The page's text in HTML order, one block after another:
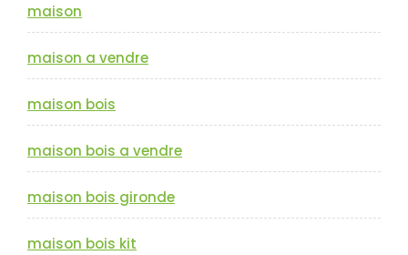
maison
maison a vendre
maison bois
maison bois a vendre
maison bois gironde
maison bois kit